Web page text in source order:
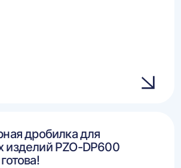
дробилка для
изделий PZO-DP600